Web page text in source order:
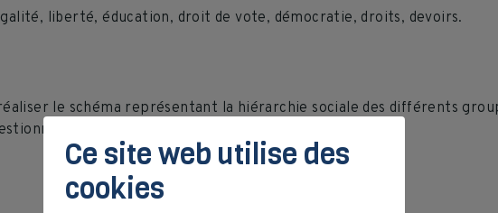
liberté, éducation, droit de vote, démocratie, droits, devoirs.
le schéma représentant la hiérarchie sociale des différents
Socrative
Ce site web utilise des
cookies